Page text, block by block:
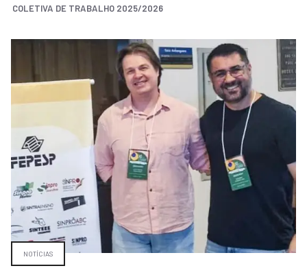
COLETIVA DE TRABALHO 2025/2026
NOTÍCIAS